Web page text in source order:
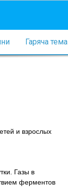
Гаряча тема
и взрослых
Газы в
ферментов